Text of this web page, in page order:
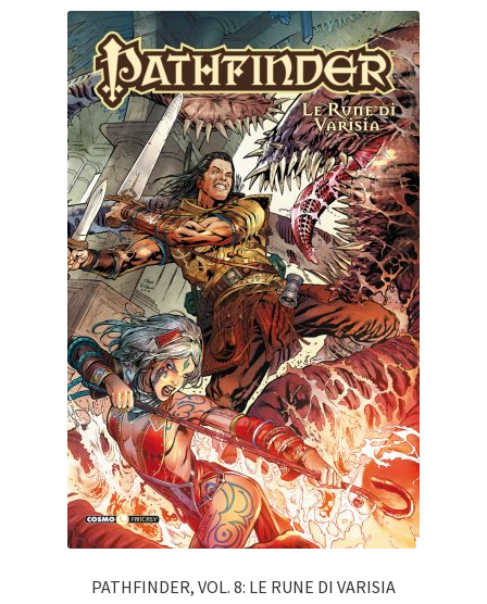
PATHFINDER, VOL. 8: LE RUNE DI VARISIA